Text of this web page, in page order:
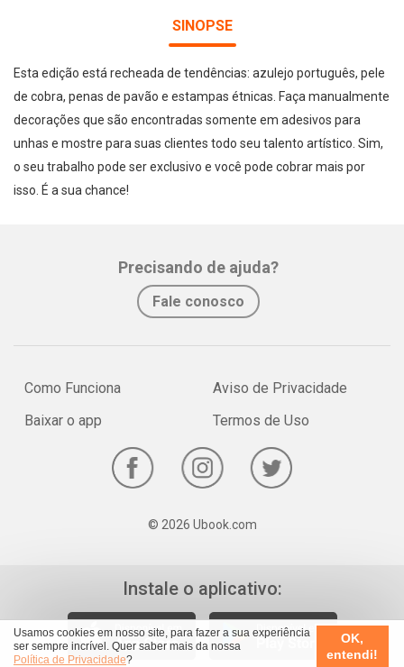
Usamos cookies em nosso site, para fazer a sua experiência
ser sempre incrível. Quer saber mais da nossa
Política de Privacidade?
OK,
entendi!
SINOPSE
Esta edição está recheada de tendências: azulejo português, pele
de cobra, penas de pavão e estampas étnicas. Faça manualmente
decorações que são encontradas somente em adesivos para
unhas e mostre para suas clientes todo seu talento artístico. Sim,
o seu trabalho pode ser exclusivo e você pode cobrar mais por
isso. É a sua chance!
Precisando de ajuda?
Fale conosco
Como Funciona
Baixar o app
Aviso de Privacidade
Termos de Uso
© 2026 Ubook.com
Instale o aplicativo:
Facebook Twitter